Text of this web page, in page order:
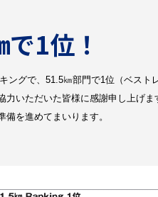
1位！
ングで、51.5㎞部門で1位（ベス
いただいた皆様に感謝申し上げま
を進めてまいります。